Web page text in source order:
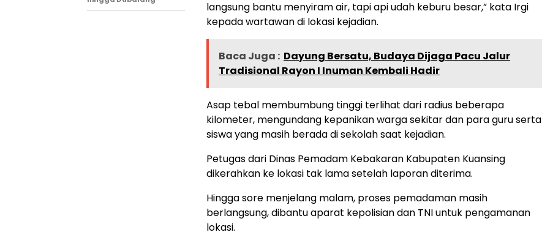
langsung bantu menyiram air, tapi api udah keburu besar,” kata Irgi
kepada wartawan di lokasi kejadian.
Baca Juga : Dayung Bersatu, Budaya Dijaga Pacu Jalur
Tradisional Rayon I Inuman Kembali Hadir
Asap tebal membumbung tinggi terlihat dari radius beberapa
kilometer, mengundang kepanikan warga sekitar dan para guru serta
siswa yang masih berada di sekolah saat kejadian.
Petugas dari Dinas Pemadam Kebakaran Kabupaten Kuansing
dikerahkan ke lokasi tak lama setelah laporan diterima.
Hingga sore menjelang malam, proses pemadaman masih
berlangsung, dibantu aparat kepolisian dan TNI untuk pengamanan
lokasi.